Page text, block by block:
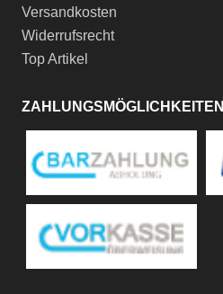
Versandkosten
Widerrufsrecht
Top Artikel
ZAHLUNGSMÖGLICHKEITEN